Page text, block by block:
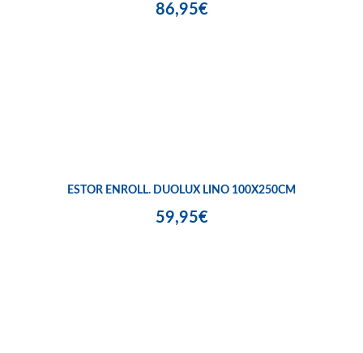
86,95€
ESTOR ENROLL. DUOLUX LINO 100X250CM
59,95€